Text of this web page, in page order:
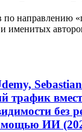
направлению
именитых
трафик
без
ИИ